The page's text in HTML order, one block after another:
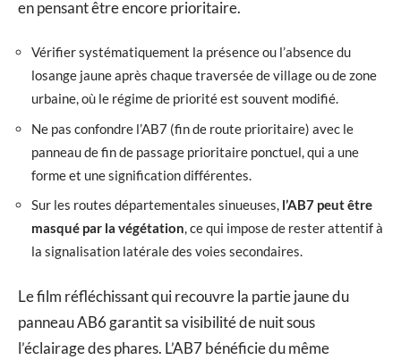
en pensant être encore prioritaire.
Vérifier systématiquement la présence ou l’absence du
losange jaune après chaque traversée de village ou de zone
urbaine, où le régime de priorité est souvent modifié.
Ne pas confondre l’AB7 (fin de route prioritaire) avec le
panneau de fin de passage prioritaire ponctuel, qui a une
forme et une signification différentes.
Sur les routes départementales sinueuses, l’AB7 peut être
masqué par la végétation, ce qui impose de rester attentif à
la signalisation latérale des voies secondaires.
Le film réfléchissant qui recouvre la partie jaune du
panneau AB6 garantit sa visibilité de nuit sous
l’éclairage des phares. L’AB7 bénéficie du même